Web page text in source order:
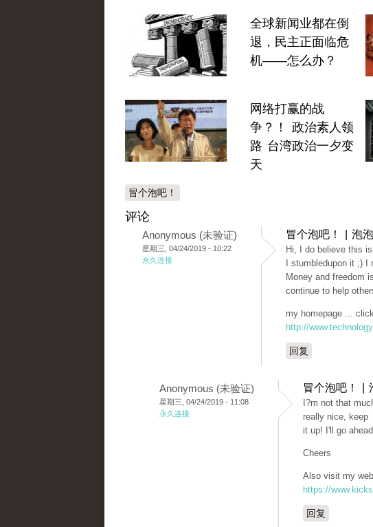
全球新闻业都在倒
退，民主正面临危
机——怎么办？
网络打赢的战
争？！ 政治素人领
路 台湾政治一夕变
天
冒个泡吧！
评论
Anonymous (未验证)
星期三, 04/24/2019 - 10:22
永久连接
冒个泡吧！ | 泡泡
Hi, I do believe this
I stumbledupon it ;)
Money and freedom
continue to help
my homepage ...
http://
回复
Anonymous (未验证)
星期三, 04/24/2019 - 11:08
永久连接
冒个泡吧！ |
I?m not that
really nice, keep
it up! I'll go
Cheers
Also visit my
https://
回复